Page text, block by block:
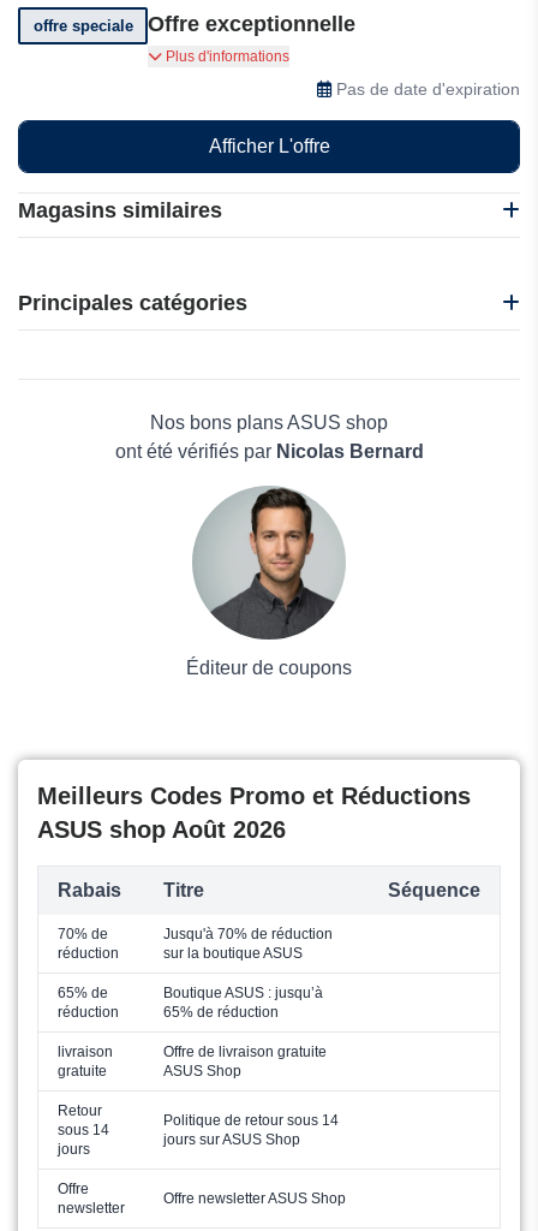
Magasins similaires
Acer
Kiatoo.com
Principales catégories
Maison & Jardin
Boissons
Nos bons plans ASUS shop
ont été vérifiés par Nicolas Bernard
Éditeur de coupons
offre speciale Offre exceptionnelle
Profitez d'offres exceptionnelles
Plus d'informations
Pas de date d'expiration
Afficher L'offre
Meilleurs Codes Promo et Réductions
ASUS shop Août 2026
Rabais Titre Séquence
70% de
réduction
Jusqu'à 70% de réduction
sur la boutique ASUS
65% de
réduction
Boutique ASUS : jusqu’à
65% de réduction
livraison
gratuite
Offre de livraison gratuite
ASUS Shop
Retour
sous 14
jours
Politique de retour sous 14
jours sur ASUS Shop
Offre
newsletter
Offre newsletter ASUS Shop